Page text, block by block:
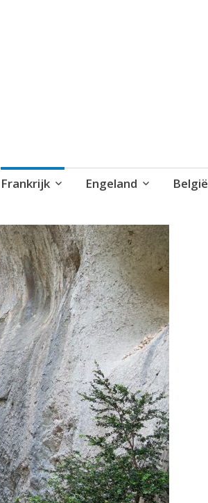
Frankrijk Engeland België